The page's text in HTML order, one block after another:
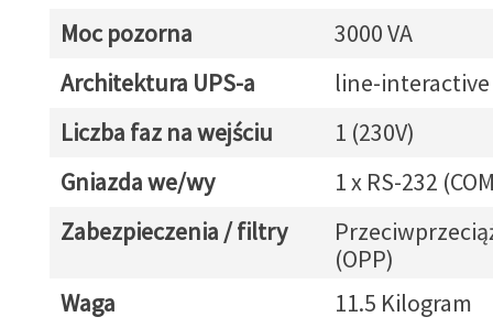
Moc pozorna
3000 VA
Architektura UPS-a
line-interactive
Liczba faz na wejściu
1 (230V)
Gniazda we/wy
1 x RS-232
Zabezpieczenia / filtry
(OPP)
Waga
11.5 Kilogram